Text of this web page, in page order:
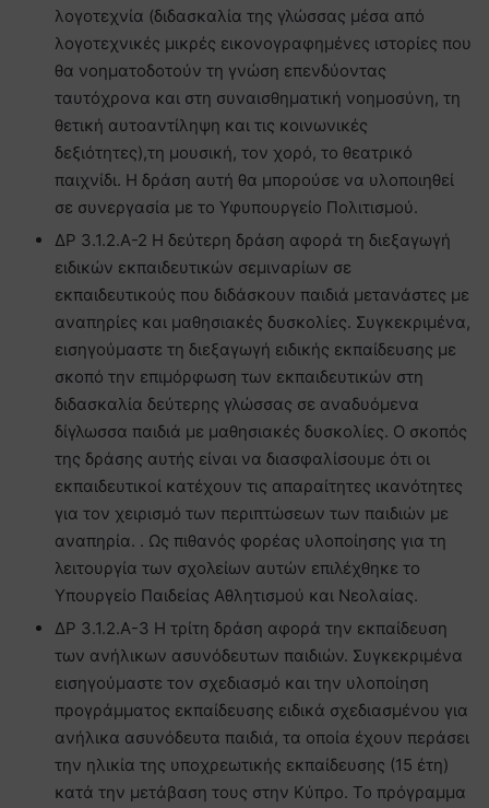
λογοτεχνία (διδασκαλία της γλώσσας μέσα από
λογοτεχνικές μικρές εικονογραφημένες ιστορίες που
θα νοηματοδοτούν τη γνώση επενδύοντας
ταυτόχρονα και στη συναισθηματική νοημοσύνη, τη
θετική αυτοαντίληψη και τις κοινωνικές
δεξιότητες),τη μουσική, τον χορό, το θεατρικό
παιχνίδι. Η δράση αυτή θα μπορούσε να υλοποιηθεί
σε συνεργασία με το Υφυπουργείο Πολιτισμού.
ΔΡ 3.1.2.Α-2 Η δεύτερη δράση αφορά τη διεξαγωγή
ειδικών εκπαιδευτικών σεμιναρίων σε
εκπαιδευτικούς που διδάσκουν παιδιά μετανάστες με
αναπηρίες και μαθησιακές δυσκολίες. Συγκεκριμένα,
εισηγούμαστε τη διεξαγωγή ειδικής εκπαίδευσης με
σκοπό την επιμόρφωση των εκπαιδευτικών στη
διδασκαλία δεύτερης γλώσσας σε αναδυόμενα
δίγλωσσα παιδιά με μαθησιακές δυσκολίες. Ο σκοπός
της δράσης αυτής είναι να διασφαλίσουμε ότι οι
εκπαιδευτικοί κατέχουν τις απαραίτητες ικανότητες
για τον χειρισμό των περιπτώσεων των παιδιών με
αναπηρία. . Ως πιθανός φορέας υλοποίησης για τη
λειτουργία των σχολείων αυτών επιλέχθηκε το
Υπουργείο Παιδείας Αθλητισμού και Νεολαίας.
ΔΡ 3.1.2.Α-3 Η τρίτη δράση αφορά την εκπαίδευση
των ανήλικων ασυνόδευτων παιδιών. Συγκεκριμένα
εισηγούμαστε τον σχεδιασμό και την υλοποίηση
προγράμματος εκπαίδευσης ειδικά σχεδιασμένου για
ανήλικα ασυνόδευτα παιδιά, τα οποία έχουν περάσει
την ηλικία της υποχρεωτικής εκπαίδευσης (15 έτη)
κατά την μετάβαση τους στην Κύπρο. Το πρόγραμμα